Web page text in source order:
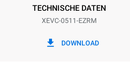
Verbrauch in kWh
TECHNISCHE DATEN
XEVC-0511-EZRM
DOWNLOAD